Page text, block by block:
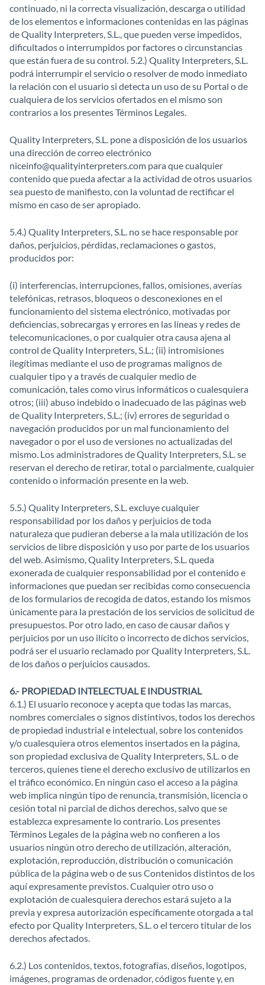
continuado, ni la correcta visualización, descarga o utilidad
de los elementos e informaciones contenidas en las páginas
de Quality Interpreters, S.L., que pueden verse impedidos,
dificultados o interrumpidos por factores o circunstancias
que están fuera de su control. 5.2.) Quality Interpreters, S.L.
podrá interrumpir el servicio o resolver de modo inmediato
la relación con el usuario si detecta un uso de su Portal o de
cualquiera de los servicios ofertados en el mismo son
contrarios a los presentes Términos Legales.
Quality Interpreters, S.L. pone a disposición de los usuarios
una dirección de correo electrónico
niceinfo@qualityinterpreters.com para que cualquier
contenido que pueda afectar a la actividad de otros usuarios
sea puesto de manifiesto, con la voluntad de rectificar el
mismo en caso de ser apropiado.
5.4.) Quality Interpreters, S.L. no se hace responsable por
daños, perjuicios, pérdidas, reclamaciones o gastos,
producidos por:
(i) interferencias, interrupciones, fallos, omisiones, averías
telefónicas, retrasos, bloqueos o desconexiones en el
funcionamiento del sistema electrónico, motivadas por
deficiencias, sobrecargas y errores en las líneas y redes de
telecomunicaciones, o por cualquier otra causa ajena al
control de Quality Interpreters, S.L.; (ii) intromisiones
ilegítimas mediante el uso de programas malignos de
cualquier tipo y a través de cualquier medio de
comunicación, tales como virus informáticos o cualesquiera
otros; (iii) abuso indebido o inadecuado de las páginas web
de Quality Interpreters, S.L.; (iv) errores de seguridad o
navegación producidos por un mal funcionamiento del
navegador o por el uso de versiones no actualizadas del
mismo. Los administradores de Quality Interpreters, S.L. se
reservan el derecho de retirar, total o parcialmente, cualquier
contenido o información presente en la web.
5.5.) Quality Interpreters, S.L. excluye cualquier
responsabilidad por los daños y perjuicios de toda
naturaleza que pudieran deberse a la mala utilización de los
servicios de libre disposición y uso por parte de los usuarios
del web. Asimismo, Quality Interpreters, S.L. queda
exonerada de cualquier responsabilidad por el contenido e
informaciones que puedan ser recibidas como consecuencia
de los formularios de recogida de datos, estando los mismos
únicamente para la prestación de los servicios de solicitud de
presupuestos. Por otro lado, en caso de causar daños y
perjuicios por un uso ilícito o incorrecto de dichos servicios,
podrá ser el usuario reclamado por Quality Interpreters, S.L.
de los daños o perjuicios causados.
6.- PROPIEDAD INTELECTUAL E INDUSTRIAL
6.1.) El usuario reconoce y acepta que todas las marcas,
nombres comerciales o signos distintivos, todos los derechos
de propiedad industrial e intelectual, sobre los contenidos
y/o cualesquiera otros elementos insertados en la página,
son propiedad exclusiva de Quality Interpreters, S.L. o de
terceros, quienes tiene el derecho exclusivo de utilizarlos en
el tráfico económico. En ningún caso el acceso a la página
web implica ningún tipo de renuncia, transmisión, licencia o
cesión total ni parcial de dichos derechos, salvo que se
establezca expresamente lo contrario. Los presentes
Términos Legales de la página web no confieren a los
usuarios ningún otro derecho de utilización, alteración,
explotación, reproducción, distribución o comunicación
pública de la página web o de sus Contenidos distintos de los
aquí expresamente previstos. Cualquier otro uso o
explotación de cualesquiera derechos estará sujeto a la
previa y expresa autorización específicamente otorgada a tal
efecto por Quality Interpreters, S.L. o el tercero titular de los
derechos afectados.
6.2.) Los contenidos, textos, fotografías, diseños, logotipos,
imágenes, programas de ordenador, códigos fuente y, en